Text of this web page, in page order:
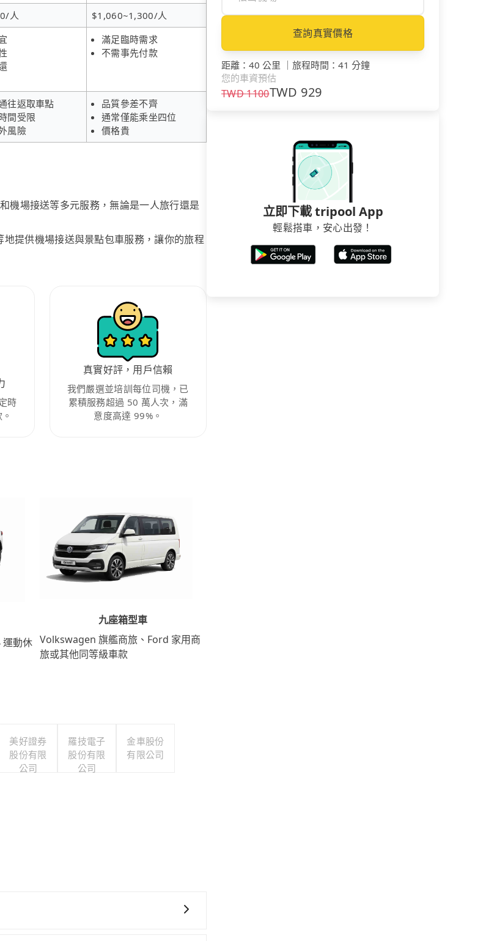
人
$1,060~1,300/人
滿足臨時需求
不需事先付款
往返取車點
間受限
風險
品質參差不齊
通常僅能乘坐四位
價格貴
機場接送等多元服務，無論是一人旅行還是
提供機場接送與景點包車服務，讓你的旅程
時
真實好評，用戶信賴
我們嚴選並培訓每位司機，已
累積服務超過 50 萬人次，滿
意度高達 99%。
運動休
九座箱型車
Volkswagen 旗艦商旅、Ford 家用商
旅或其他同等級車款
美好證券
股份有限
公司
羅技電子
股份有限
公司
金車股份
有限公司
查詢真實價格
距離 ： 40 公里 ｜ 旅程時間 ： 41 分鐘
您的車資預估
TWD1100TWD 929
立即下載 tripool App
輕鬆搭車，安心出發！